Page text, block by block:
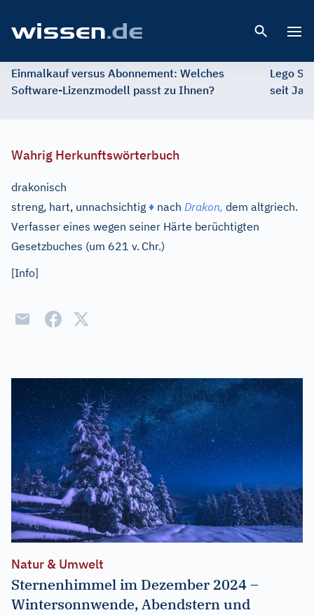
Einmalkauf versus Abonnement: Welches
Software-Lizenzmodell passt zu Ihnen?
Lego
seit
Wahrig Herkunftswörterbuch
drakonisch
streng, hart, unnachsichtig ♦ nach Drakon, dem altgriech.
Verfasser eines wegen seiner Härte berüchtigten
Gesetzbuches (um 621 v. Chr.)
[Info]
Natur & Umwelt
Sternenhimmel im Dezember 2024 –
Wintersonnwende, Abendstern und